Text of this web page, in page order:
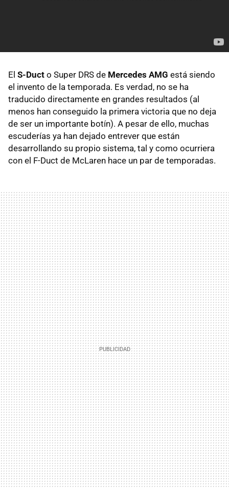
El S-Duct o Super DRS de Mercedes AMG está siendo
el invento de la temporada. Es verdad, no se ha
traducido directamente en grandes resultados (al
menos han conseguido la primera victoria que no deja
de ser un importante botín). A pesar de ello, muchas
escuderías ya han dejado entrever que están
desarrollando su propio sistema, tal y como ocurriera
con el F-Duct de McLaren hace un par de temporadas.